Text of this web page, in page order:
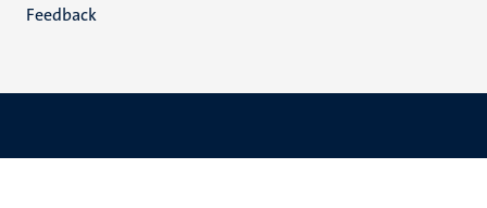
Feedback